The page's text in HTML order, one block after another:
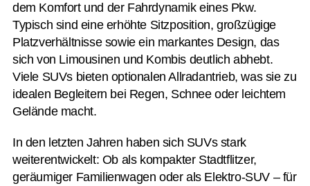
dem Komfort und der Fahrdynamik eines Pkw.
Typisch sind eine erhöhte Sitzposition, großzügige
Platzverhältnisse sowie ein markantes Design, das
sich von Limousinen und Kombis deutlich abhebt.
Viele SUVs bieten optionalen Allradantrieb, was sie zu
idealen Begleitern bei Regen, Schnee oder leichtem
Gelände macht.
In den letzten Jahren haben sich SUVs stark
weiterentwickelt: Ob als kompakter Stadtflitzer,
geräumiger Familienwagen oder als Elektro-SUV – für